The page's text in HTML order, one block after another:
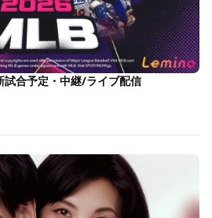
試合予定・中継/ライブ配信